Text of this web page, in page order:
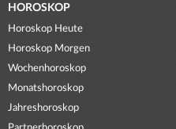
HOROSKOP
Horoskop Heute
Horoskop Morgen
Wochenhoroskop
Monatshoroskop
Jahreshoroskop